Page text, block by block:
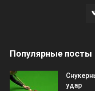
Популярные посты
удар